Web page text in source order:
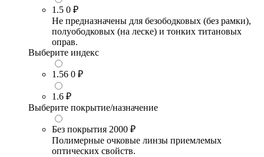
1.5 0 ₽
Не предназначены для безободковых (без рамки),
полуободковых (на леске) и тонких титановых
оправ.
Выберите индекс
1.56 0 ₽
1.6 ₽
Выберите покрытие/назначение
Без покрытия 2000 ₽
Полимерные очковые линзы приемлемых
оптических свойств.